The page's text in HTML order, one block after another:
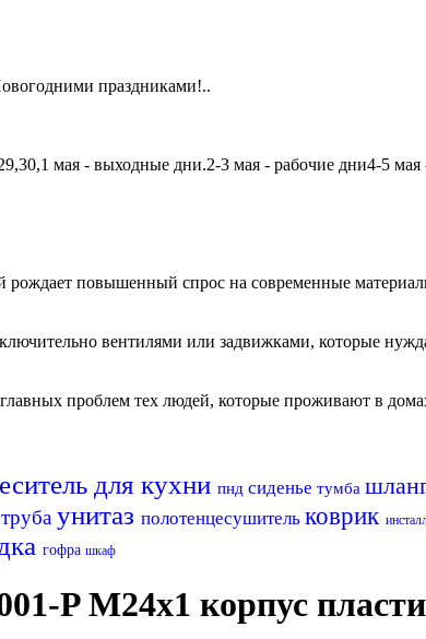
праздниками!..
мая - выходные дни.2-3 мая - рабочие дни4-5
повышенный спрос на современные
вентилями или задвижками, которые
проблем тех людей, которые проживают в
для кухни пнд сиденье тумба
труба унитаз полотенцесушитель коврик
гофра шкаф
P М24х1 корпус